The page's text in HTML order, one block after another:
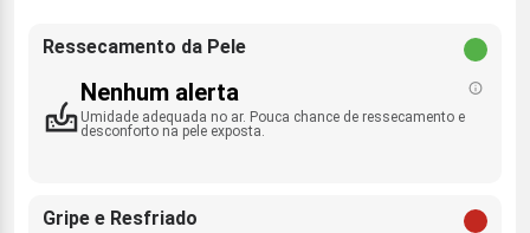
Ressecamento da Pele
Nenhum alerta
Umidade adequada no ar. Pouca chance de ressecamento e
desconforto na pele exposta.
Gripe e Resfriado